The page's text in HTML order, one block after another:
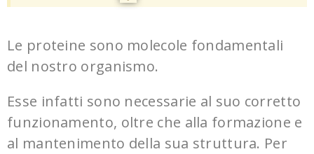
Le proteine sono molecole fondamentali
del nostro organismo.
Esse infatti sono necessarie al suo corretto
funzionamento, oltre che alla formazione e
al mantenimento della sua struttura. Per